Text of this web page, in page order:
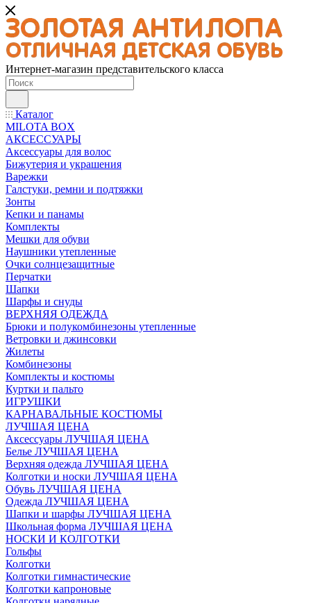
Интернет-магазин представительского класса
Каталог
MILOTA BOX
АКСЕССУАРЫ
Аксессуары для волос
Бижутерия и украшения
Варежки
Галстуки, ремни и подтяжки
Зонты
Кепки и панамы
Комплекты
Мешки для обуви
Наушники утепленные
Очки солнцезащитные
Перчатки
Шапки
Шарфы и снуды
ВЕРХНЯЯ ОДЕЖДА
Брюки и полукомбинезоны утепленные
Ветровки и джинсовки
Жилеты
Комбинезоны
Комплекты и костюмы
Куртки и пальто
ИГРУШКИ
КАРНАВАЛЬНЫЕ КОСТЮМЫ
ЛУЧШАЯ ЦЕНА
Аксессуары ЛУЧШАЯ ЦЕНА
Белье ЛУЧШАЯ ЦЕНА
Верхняя одежда ЛУЧШАЯ ЦЕНА
Колготки и носки ЛУЧШАЯ ЦЕНА
Обувь ЛУЧШАЯ ЦЕНА
Одежда ЛУЧШАЯ ЦЕНА
Шапки и шарфы ЛУЧШАЯ ЦЕНА
Школьная форма ЛУЧШАЯ ЦЕНА
НОСКИ И КОЛГОТКИ
Гольфы
Колготки
Колготки гимнастические
Колготки капроновые